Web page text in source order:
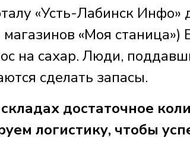
«Усть-Лабинск
«Моя станица»)
на сахар. Люди,
сделать запасы.
достаточное
логистику, чтобы